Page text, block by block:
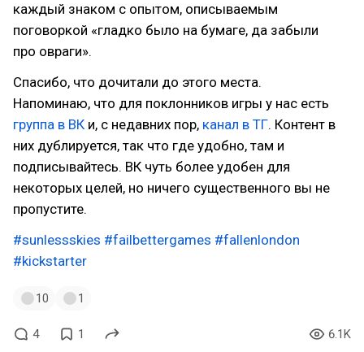
каждый знаком с опытом, описываемым
поговоркой «гладко было на бумаге, да забыли
про овраги».
Спасибо, что дочитали до этого места.
Напоминаю, что для поклонников игры у нас есть
группа в ВК и, с недавних пор, канал в ТГ. Контент в
них дублируется, так что где удобно, там и
подписывайтесь. ВК чуть более удобен для
некоторых целей, но ничего существенного вы не
пропустите.
#sunlessskies #failbettergames #fallenlondon
#kickstarter
10 1
4 1 6.1K